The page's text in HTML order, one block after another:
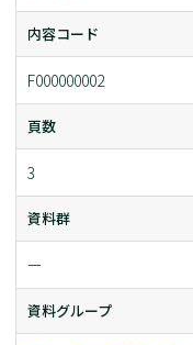
内容コード
F000000002
頁数
3
資料群
ー
資料グループ